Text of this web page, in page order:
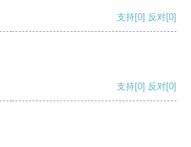
支持[0] 反对[0]
支持[0] 反对[0]